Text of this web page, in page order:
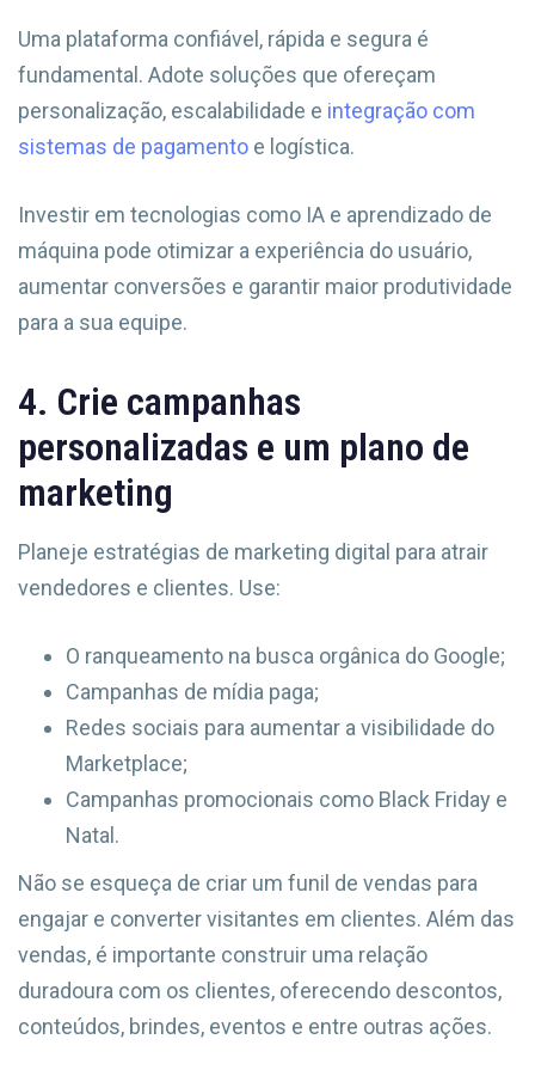
Uma plataforma confiável, rápida e segura é
fundamental. Adote soluções que ofereçam
personalização, escalabilidade e integração com
sistemas de pagamento e logística.
Investir em tecnologias como IA e aprendizado de
máquina pode otimizar a experiência do usuário,
aumentar conversões e garantir maior produtividade
para a sua equipe.
4. Crie campanhas
personalizadas e um plano de
marketing
Planeje estratégias de marketing digital para atrair
vendedores e clientes. Use:
O ranqueamento na busca orgânica do Google;
Campanhas de mídia paga;
Redes sociais para aumentar a visibilidade do
Marketplace;
Campanhas promocionais como Black Friday e
Natal.
Não se esqueça de criar um funil de vendas para
engajar e converter visitantes em clientes. Além das
vendas, é importante construir uma relação
duradoura com os clientes, oferecendo descontos,
conteúdos, brindes, eventos e entre outras ações.